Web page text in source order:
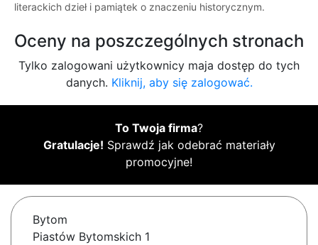
literackich dzieł i pamiątek o znaczeniu historycznym.
Oceny na poszczególnych stronach
Tylko zalogowani użytkownicy maja dostęp do tych
danych. Kliknij, aby się zalogować.
To Twoja firma?
Gratulacje! Sprawdź jak odebrać materiały
promocyjne!
Bytom
Piastów Bytomskich 1